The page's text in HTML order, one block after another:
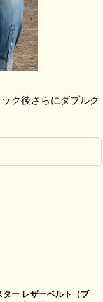
ク後さらにダブルク
ター レザーベルト（ブ